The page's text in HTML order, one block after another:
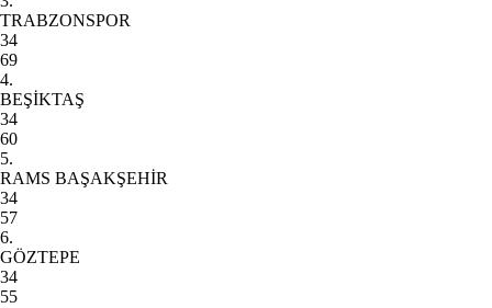
TRABZONSPOR
34
69
4.
BEŞİKTAŞ
34
60
5.
RAMS BAŞAKŞEHİR
34
57
6.
GÖZTEPE
34
55